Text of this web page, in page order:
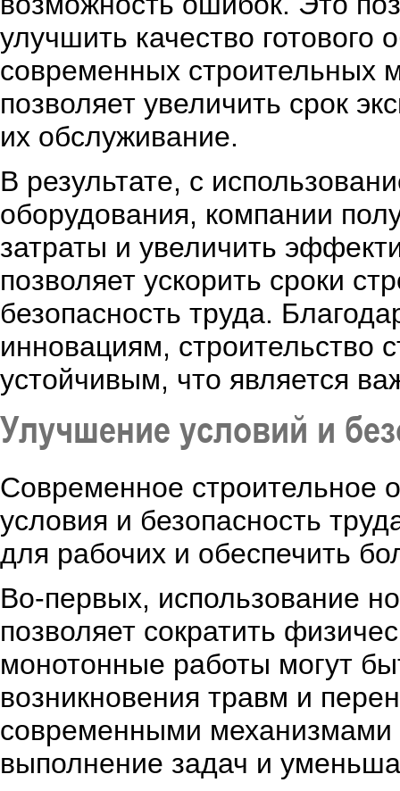
улучшить качество готового
современных строительных
позволяет увеличить срок
их обслуживание.
В результате, с
оборудования, компании
затраты и увеличить
позволяет ускорить сроки
безопасность труда.
инновациям, строительство
устойчивым, что является
Улучшение условий и
Современное строительное
условия и безопасность
для рабочих и обеспечить
Во-первых, использование
позволяет сократить
монотонные работы могут
возникновения травм и
современными механизмами
выполнение задач и